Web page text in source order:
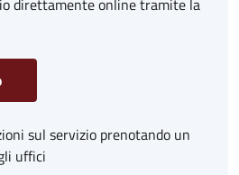
sul servizio prenotando un
uffici